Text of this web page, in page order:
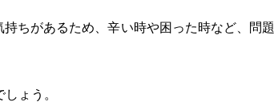
ちがあるため、辛い時や困った時など、問題
ょう。